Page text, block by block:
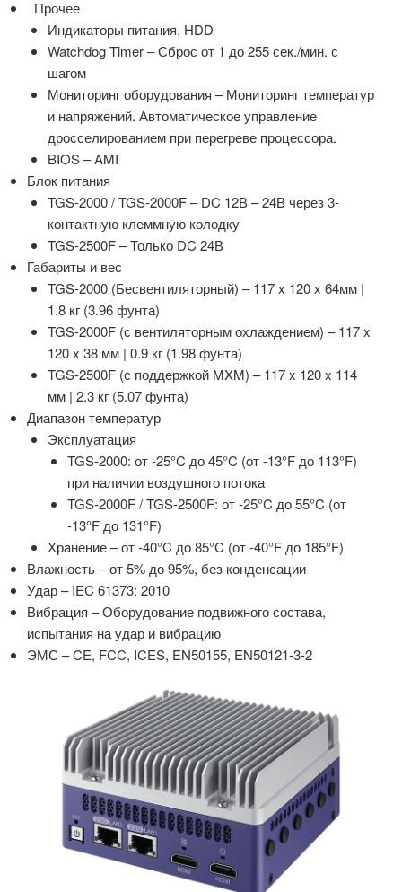
Прочее
Индикаторы питания, HDD
Watchdog Timer – Сброс от 1 до 255 сек./мин. с
шагом
Мониторинг оборудования – Мониторинг температур
и напряжений. Автоматическое управление
дросселированием при перегреве процессора.
BIOS – AMI
Блок питания
TGS-2000 / TGS-2000F – DC 12В – 24В через 3-
контактную клеммную колодку
TGS-2500F – Только DC 24В
Габариты и вес
TGS-2000 (Бесвентиляторный) – 117 x 120 x 64мм |
1.8 кг (3.96 фунта)
TGS-2000F (с вентиляторным охлаждением) – 117 x
120 x 38 мм | 0.9 кг (1.98 фунта)
TGS-2500F (с поддержкой MXM) – 117 x 120 x 114
мм | 2.3 кг (5.07 фунта)
Диапазон температур
Эксплуатация
TGS-2000: от -25°C до 45°C (от -13°F до 113°F)
при наличии воздушного потока
TGS-2000F / TGS-2500F: от -25°C до 55°C (от
-13°F до 131°F)
Хранение – от -40°C до 85°C (от -40°F до 185°F)
Влажность – от 5% до 95%, без конденсации
Удар – IEC 61373: 2010
Вибрация – Оборудование подвижного состава,
испытания на удар и вибрацию
ЭМС – CE, FCC, ICES, EN50155, EN50121-3-2